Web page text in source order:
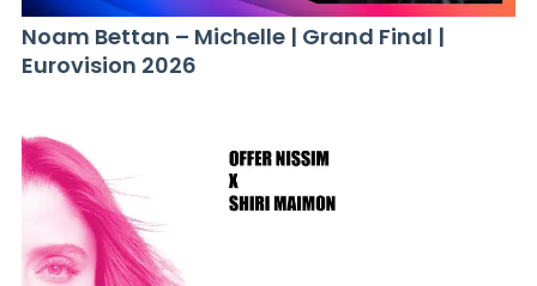
Noam Bettan – Michelle | Grand Final |
Eurovision 2026